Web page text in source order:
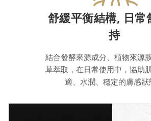
舒緩平衡結構, 日常
持
結合發酵來源成分、植物來源
草萃取，在日常使用中，協助
適、水潤、穩定的膚感狀